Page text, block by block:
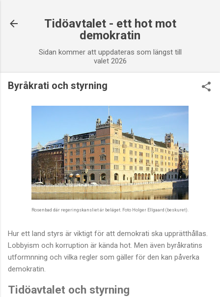
Tidöavtalet - ett hot mot
demokratin
Sidan kommer att uppdateras som längst till
valet 2026
Byråkrati och styrning
Rosenbad där regeringskansliet är beläget. Foto Holger Ellgaard (beskuret).
Hur ett land styrs är viktigt för att demokrati ska upprätthållas.
Lobbyism och korruption är kända hot. Men även byråkratins
utformnning och vilka regler som gäller för den kan påverka
demokratin.
Tidöavtalet och styrning